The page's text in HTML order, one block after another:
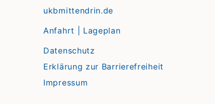
ukbmittendrin.de
Anfahrt | Lageplan
Datenschutz
Erklärung zur Barrierefreiheit
Impressum